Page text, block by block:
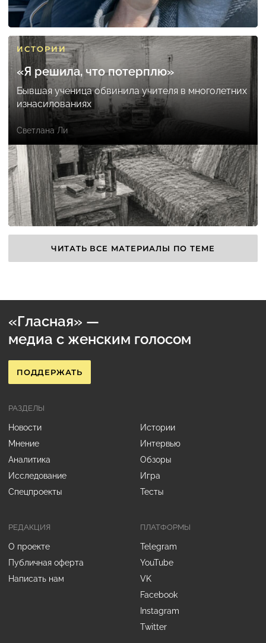
ИСТОРИИ
«Я решила, что потерплю»
Бывшая ученица обвинила учителя в многолетних
изнасилованиях
Светлана Ли
ЧИТАТЬ ВСЕ МАТЕРИАЛЫ ПО ТЕМЕ
«Гласная» —
медиа с женским голосом
ПОДДЕРЖАТЬ
РЕДАКЦИЯ
О проекте
Публичная оферта
Написать нам
РАЗДЕЛЫ
Новости
Истории
Мнение
Интервью
Аналитика
Обзоры
Исследование
Игра
Спецпроекты
Тесты
ПЛАТФОРМЫ
Telegram
YouTube
VK
Facebook
Instagram
Twitter